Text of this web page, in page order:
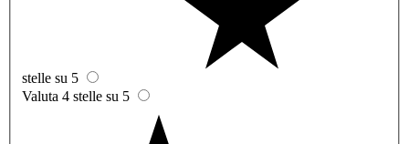
stelle su 5
Valuta 4 stelle su 5